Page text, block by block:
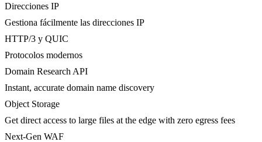
Direcciones IP
Gestiona fácilmente las direcciones IP
HTTP/3 y QUIC
Protocolos modernos
Domain Research API
Instant, accurate domain name discovery
Object Storage
Get direct access to large files at the edge with zero egress fees
Next-Gen WAF